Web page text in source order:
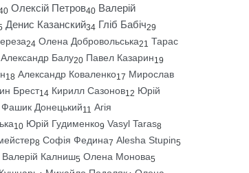
Олексій Петров40 Валерій
Денис Казанский34 Гліб Бабіч29
24 Олена Добровольська21 Тарас
Александр Балу20 Павел Казарин19
18 Александр Коваленко17 Мирослав
Брест14 Кирилл Сазонов12 Юрій
Фашик Донецький11 Агія
10 Юрій Гудименко9 Vasyl Taras8
8 Софія Федина7 Alesha Stupin5
Валерій Калниш5 Олена Монова5